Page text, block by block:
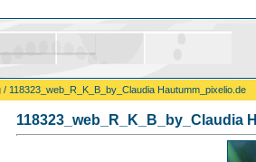
/ 118323_web_R_K_B_by_Claudia Hautumm_pixelio.de
118323_web_R_K_B_by_Claudia